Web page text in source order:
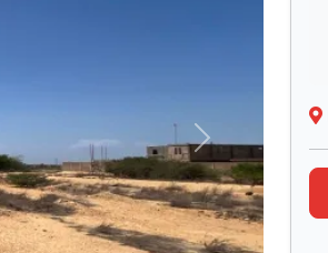
Siguiente